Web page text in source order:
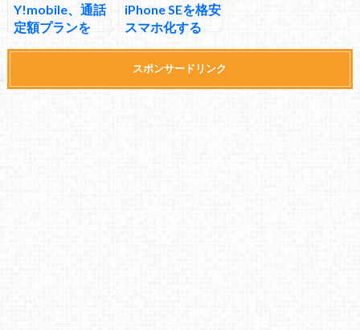
Y!mobile、通話
定額プランを
iPhone SEを格安
スマホ化する
mobileの料金プ
スポンサードリンク